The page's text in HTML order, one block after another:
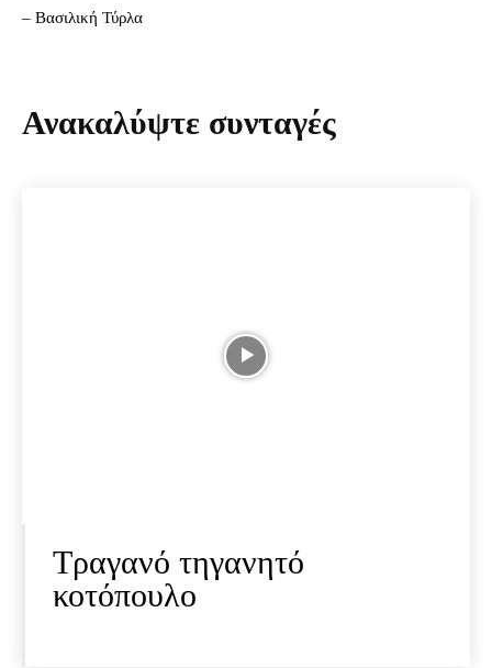
– Βασιλική Τύρλα
Ανακαλύψτε συνταγές
Τραγανό τηγανητό
κοτόπουλο